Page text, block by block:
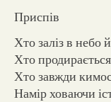
Приспів
Хто заліз в небо
Хто
Хто завжди
Намір ховаючи